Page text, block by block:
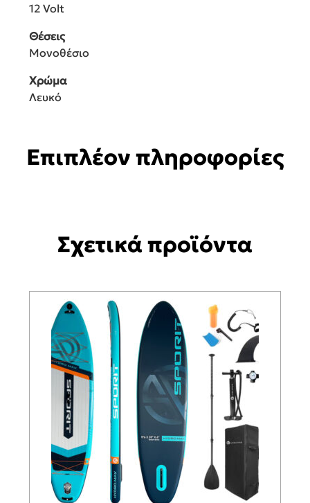
12 Volt
Θέσεις
Μονοθέσιο
Χρώμα
Λευκό
Επιπλέον πληροφορίες
Σχετικά προϊόντα